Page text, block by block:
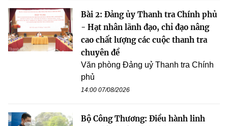
Bài 2: Đảng ủy Thanh tra Chính phủ
- Hạt nhân lãnh đạo, chỉ đạo nâng
cao chất lượng các cuộc thanh tra
chuyên đề
Văn phòng Đảng uỷ Thanh tra Chính
phủ
14:00 07/08/2026
Bộ Công Thương: Điều hành linh